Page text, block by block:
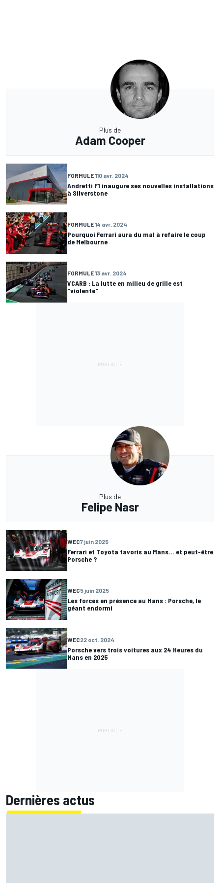
Plus de
Adam Cooper
FORMULE 110 avr. 2024
Andretti F1 inaugure ses nouvelles installations
à Silverstone
FORMULE 14 avr. 2024
Pourquoi Ferrari aura du mal à refaire le coup
de Melbourne
FORMULE 13 avr. 2024
VCARB : La lutte en milieu de grille est
"violente"
Plus de
Felipe Nasr
WEC7 juin 2025
Ferrari et Toyota favoris au Mans... et peut-être
Porsche ?
WEC5 juin 2025
Les forces en présence au Mans : Porsche, le
géant endormi
WEC22 oct. 2024
Porsche vers trois voitures aux 24 Heures du
Mans en 2025
Dernières actus